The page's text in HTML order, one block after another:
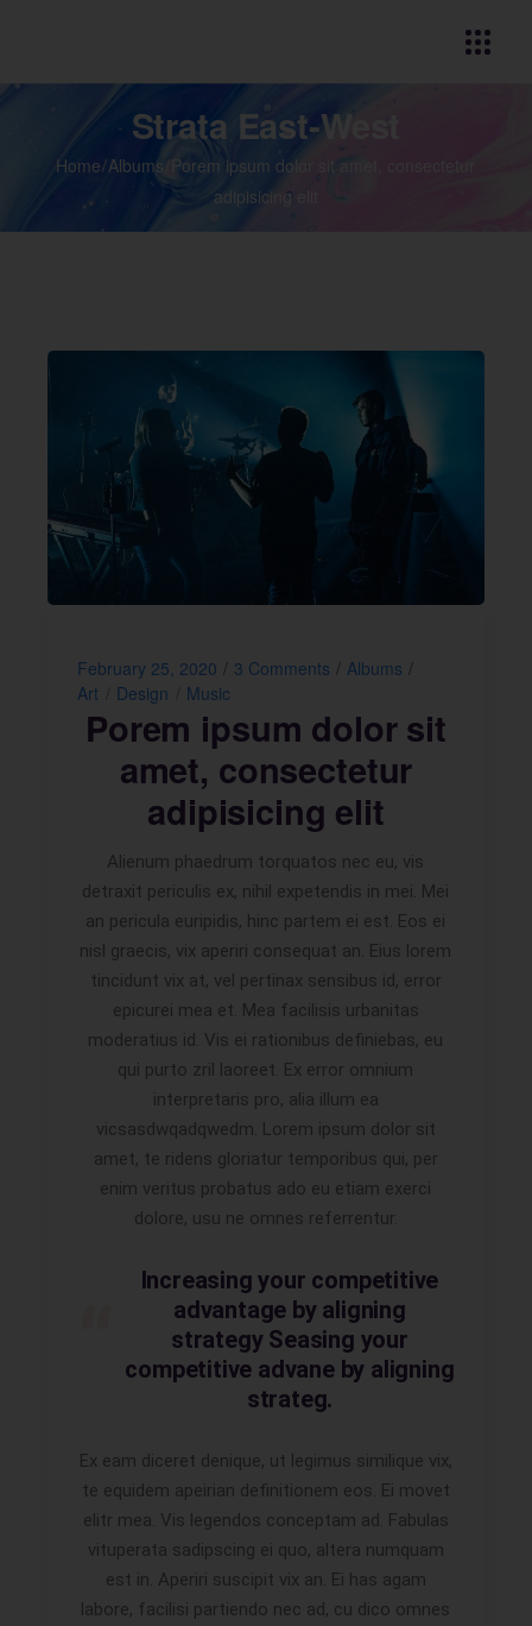
Strata East-West
Home Albums Porem ipsum dolor sit amet, consectetur
adipisicing elit
February 25, 2020 3 Comments
Albums
Art
Design Music
Porem ipsum dolor sit
amet, consectetur
adipisicing elit
Alienum phaedrum torquatos nec eu, vis
detraxit periculis ex, nihil expetendis in mei. Mei
an pericula euripidis, hinc partem ei est. Eos ei
nisl graecis, vix aperiri consequat an. Eius lorem
tincidunt vix at, vel pertinax sensibus id, error
epicurei mea et. Mea facilisis urbanitas
moderatius id. Vis ei rationibus definiebas, eu
qui purto zril laoreet. Ex error omnium
interpretaris pro, alia illum ea
vicsasdwqadqwedm. Lorem ipsum dolor sit
amet, te ridens gloriatur temporibus qui, per
enim veritus probatus ado eu etiam exerci
dolore, usu ne omnes referrentur.
Increasing your competitive
advantage by aligning
strategy Seasing your
competitive advane by aligning
strateg.
Ex eam diceret denique, ut legimus similique vix,
te equidem apeirian definitionem eos. Ei movet
elitr mea. Vis legendos conceptam ad. Fabulas
vituperata sadipscing ei quo, altera numquam
est in. Aperiri suscipit vix an. Ei has agam
labore, facilisi partiendo nec ad, cu dico omnes